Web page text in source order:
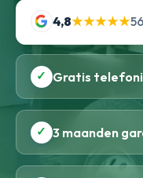
4,8★★★★★
✓ Gratis
✓ 3 maanden